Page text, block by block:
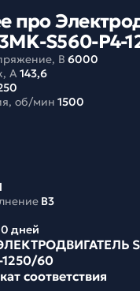
про
S560-P4-
В 6000
A143,6
об/мин 1500
B3
дней
1250/60
соответствия